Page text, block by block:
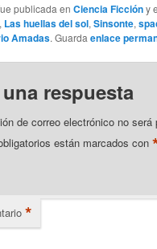
publicada enCiencia Ficcióny
, Las huellas del sol,Sinsonte,
Amadas. Guardaenlace
respuesta
de correo electrónico no será
están marcados con
*